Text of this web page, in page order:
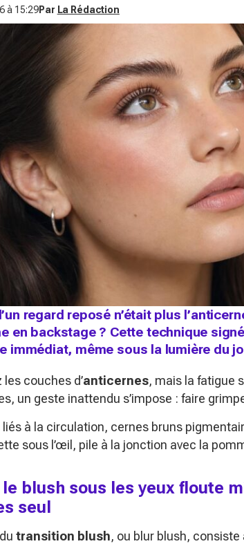
à 15:29Par La Rédaction
regard reposé n’était plus
en backstage ? Cette technique
immédiat, même sous la lumière du
couches d’anticernes, mais la fatigue
un geste inattendu s’impose : faire
liés à la circulation, cernes bruns
sous l’œil, pile à la jonction avec la
blush sous les yeux floute
seul
transition blush, ou blur blush,